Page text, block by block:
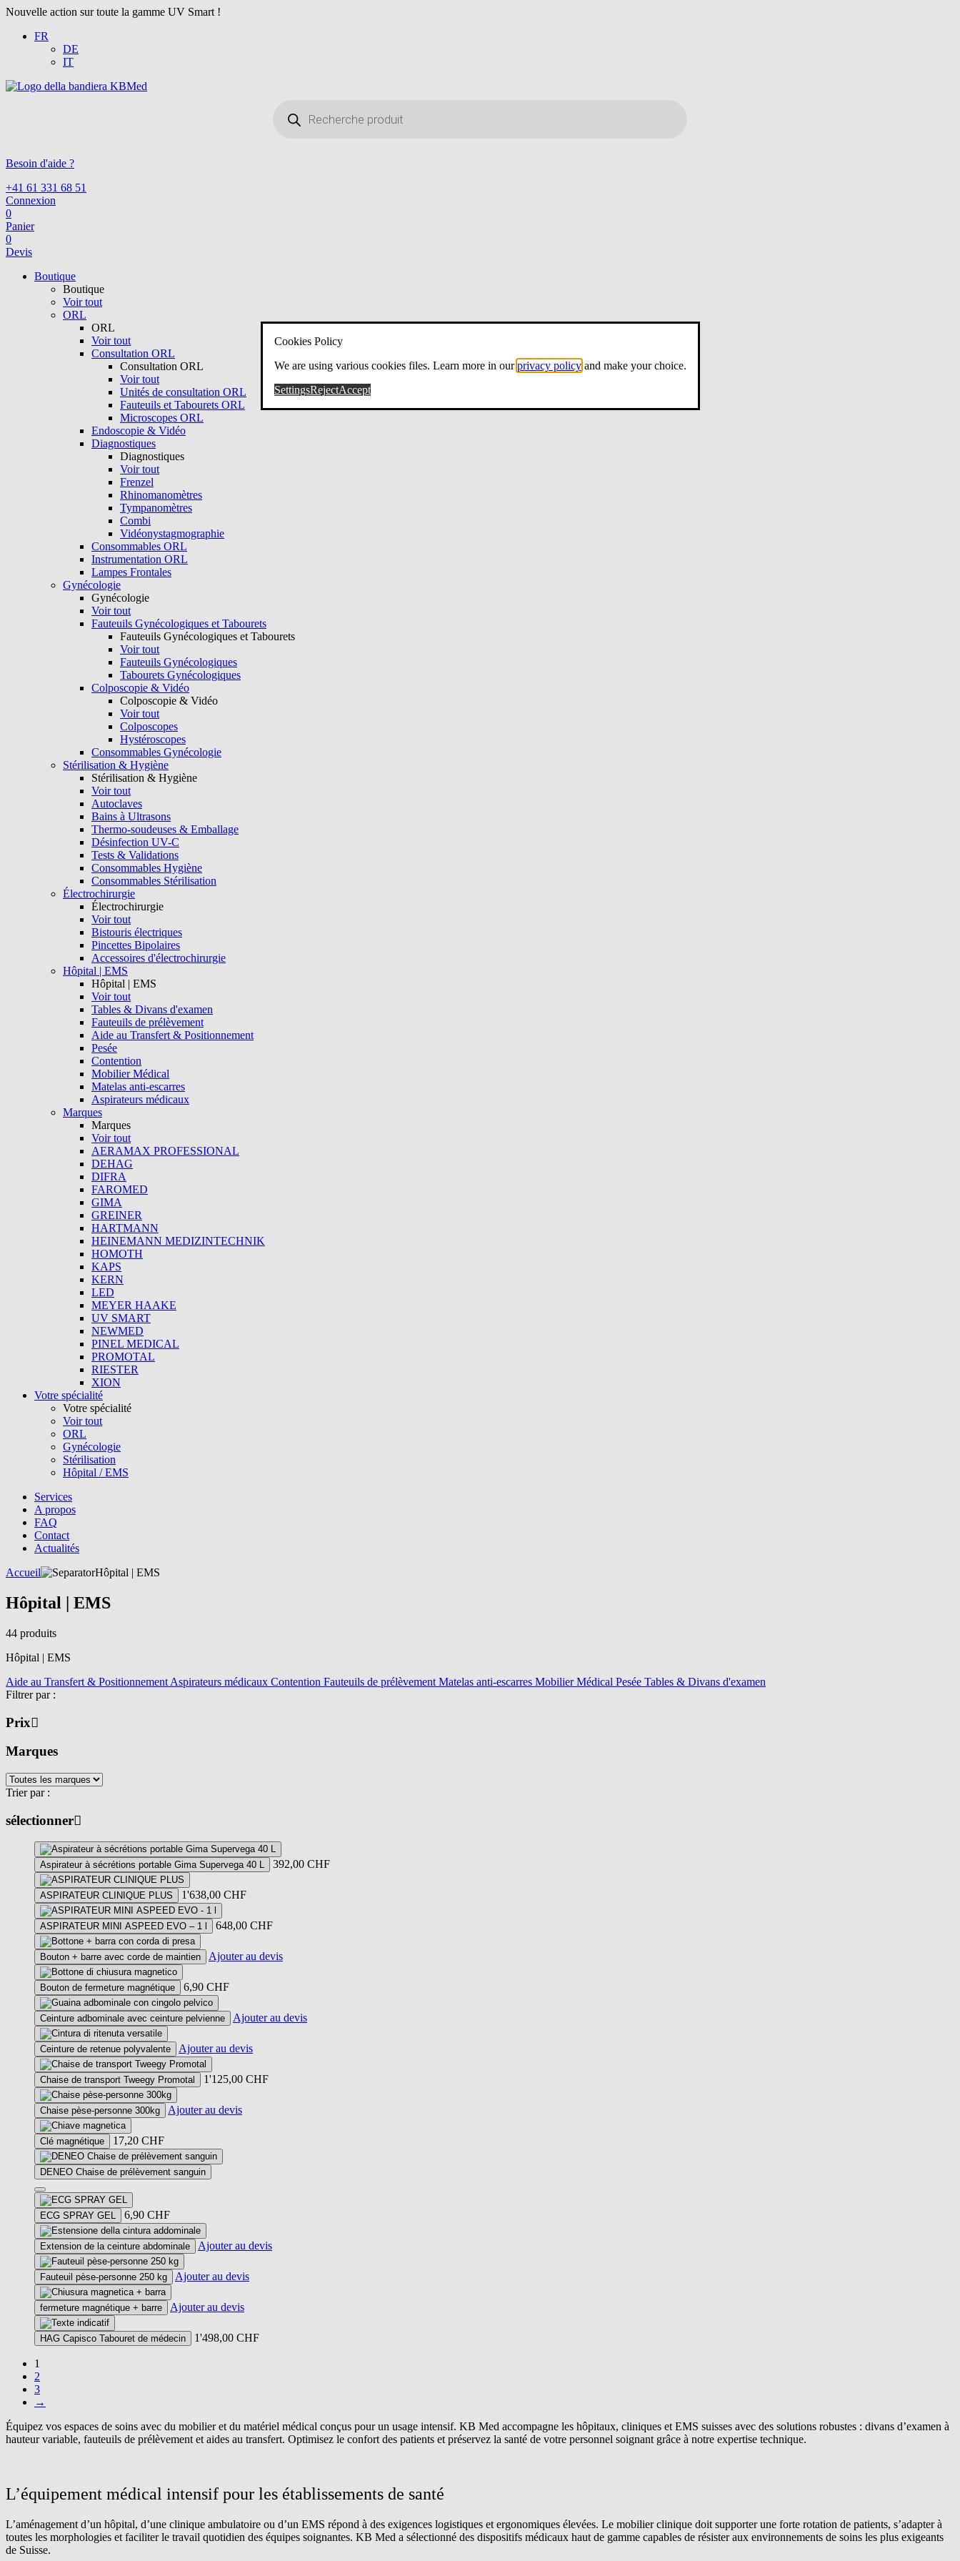
Nouvelle action sur toute la gamme UV Smart !
FR
DE
IT
produits
Besoin d'aide ?
+41 61 331 68 51
Connexion
0
Panier
0
Devis
Boutique
Boutique
Voir tout
ORL
ORL
Voir tout
Consultation ORL
Consultation ORL
Voir tout
Unités de consultation ORL
Fauteuils et Tabourets ORL
Microscopes ORL
Endoscopie & Vidéo
Diagnostiques
Diagnostiques
Voir tout
Frenzel
Rhinomanomètres
Tympanomètres
Combi
Vidéonystagmographie
Consommables ORL
Instrumentation ORL
Lampes Frontales
Gynécologie
Gynécologie
Voir tout
Fauteuils Gynécologiques et Tabourets
Fauteuils Gynécologiques et Tabourets
Voir tout
Fauteuils Gynécologiques
Tabourets Gynécologiques
Colposcopie & Vidéo
Colposcopie & Vidéo
Voir tout
Colposcopes
Hystéroscopes
Consommables Gynécologie
Stérilisation & Hygiène
Stérilisation & Hygiène
Voir tout
Autoclaves
Bains à Ultrasons
Thermo-soudeuses & Emballage
Désinfection UV-C
Tests & Validations
Consommables Hygiène
Consommables Stérilisation
Électrochirurgie
Électrochirurgie
Voir tout
Bistouris électriques
Pincettes Bipolaires
Accessoires d'électrochirurgie
Hôpital | EMS
Hôpital | EMS
Voir tout
Tables & Divans d'examen
Fauteuils de prélèvement
Aide au Transfert & Positionnement
Pesée
Contention
Mobilier Médical
Matelas anti-escarres
Aspirateurs médicaux
Marques
Marques
Voir tout
AERAMAX PROFESSIONAL
DEHAG
DIFRA
FAROMED
GIMA
GREINER
HARTMANN
HEINEMANN MEDIZINTECHNIK
HOMOTH
KAPS
KERN
LED
MEYER HAAKE
UV SMART
NEWMED
PINEL MEDICAL
PROMOTAL
RIESTER
XION
Votre spécialité
Votre spécialité
Voir tout
ORL
Gynécologie
Stérilisation
Hôpital / EMS
Services
A propos
FAQ
Contact
Actualités
Accueil
Hôpital | EMS
Hôpital | EMS
44 produits
Hôpital | EMS
Aide au Transfert & Positionnement Aspirateurs médicaux Contention Fauteuils de prélèvement Matelas anti-escarres Mobilier Médical Pesée Tables & Divans d'examen
Filtrer par :
Prix
Marques
Trier par :
sélectionner
Aspirateur à sécrétions portable Gima Supervega 40 L 392,00 CHF
ASPIRATEUR CLINIQUE PLUS 1'638,00 CHF
ASPIRATEUR MINI ASPEED EVO – 1 l 648,00 CHF
Bouton + barre avec corde de maintien Ajouter au devis
Bouton de fermeture magnétique 6,90 CHF
Ceinture adbominale avec ceinture pelvienne Ajouter au devis
Ceinture de retenue polyvalente Ajouter au devis
Chaise de transport Tweegy Promotal 1'125,00 CHF
Chaise pèse-personne 300kg Ajouter au devis
Clé magnétique 17,20 CHF
DENEO Chaise de prélèvement sanguin
Ce
produit
a
plusieurs
variations.
Les
options
peuvent
être
choisies
sur
la
du
produit
ECG SPRAY GEL 6,90 CHF
Extension de la ceinture abdominale Ajouter au devis
Fauteuil pèse-personne 250 kg Ajouter au devis
fermeture magnétique + barre Ajouter au devis
HAG Capisco Tabouret de médecin 1'498,00 CHF
1
2
3
→
Équipez vos espaces de soins avec du mobilier et du matériel médical conçus pour un usage intensif. KB Med accompagne les hôpitaux, cliniques et EMS suisses avec des solutions robustes : divans d’examen à
hauteur variable, fauteuils de prélèvement et aides au transfert. Optimisez le confort des patients et préservez la santé de votre personnel soignant grâce à notre expertise technique.
L’équipement médical intensif pour les établissements de santé
L’aménagement d’un hôpital, d’une clinique ambulatoire ou d’un EMS répond à des exigences logistiques et ergonomiques élevées. Le mobilier clinique doit supporter une forte rotation de patients, s’adapter à
toutes les morphologies et faciliter le travail quotidien des équipes soignantes. KB Med a sélectionné des dispositifs médicaux haut de gamme capables de résister aux environnements de soins les plus exigeants
de Suisse.
Cookies Policy
We are using various cookies files. Learn more in ourprivacy policyand make your choice.
SettingsRejectAccept